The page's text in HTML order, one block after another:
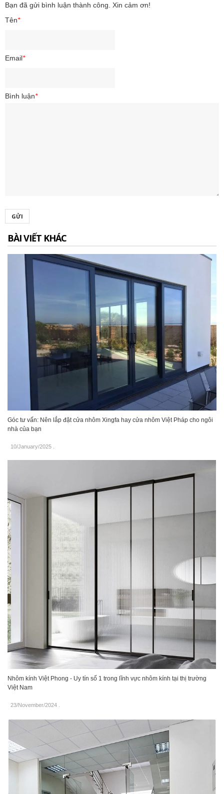
Bạn đã gửi bình luận thành công. Xin cảm ơn!
Tên*
Email*
Bình luận*
GỬI
BÀI VIẾT KHÁC
Góc tư vấn: Nên lắp đặt cửa nhôm Xingfa hay cửa nhôm Việt Pháp cho ngôi
nhà của bạn
10/January/2025
Nhôm kính Việt Phong - Uy tín số 1 trong lĩnh vực nhôm kính tại thị trường
Việt Nam
23/November/2024